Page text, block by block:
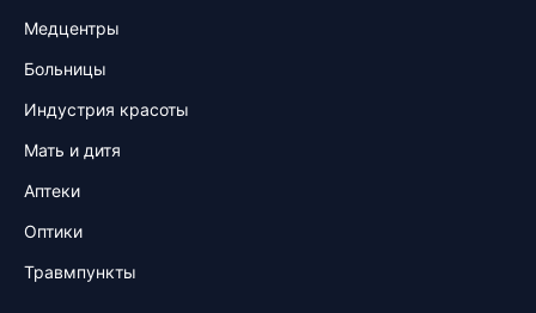
Медцентры
Больницы
Индустрия красоты
Мать и дитя
Аптеки
Оптики
Травмпункты